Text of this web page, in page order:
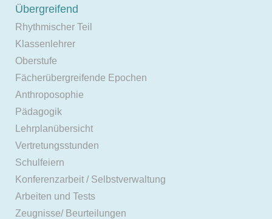
Übergreifend
Rhythmischer Teil
Klassenlehrer
Oberstufe
Fächerübergreifende Epochen
Anthroposophie
Pädagogik
Lehrplanübersicht
Vertretungsstunden
Schulfeiern
Konferenzarbeit / Selbstverwaltung
Arbeiten und Tests
Zeugnisse/ Beurteilungen